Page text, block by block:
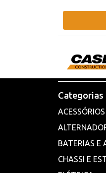
Categorias
BATERIAS E
CHASSI E